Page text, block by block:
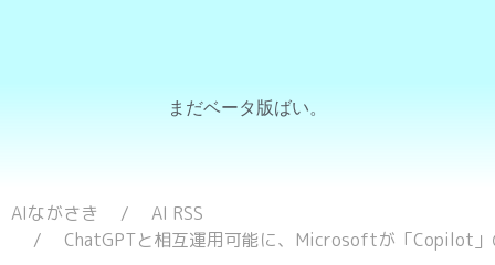
まだベータ版ばい。
AIながさき
AI RSS
ChatGPTと相互運用可能に、Microsoftが「Copilot